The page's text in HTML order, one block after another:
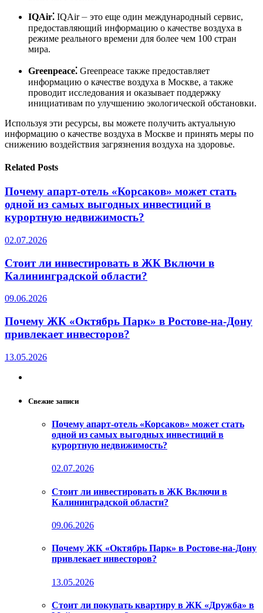
IQAir⁚ IQAir ⏤ это еще один международный сервис,
предоставляющий информацию о качестве воздуха в
режиме реального времени для более чем 100 стран
мира.
Greenpeace⁚ Greenpeace также предоставляет
информацию о качестве воздуха в Москве, а также
проводит исследования и оказывает поддержку
инициативам по улучшению экологической обстановки.
Используя эти ресурсы, вы можете получить актуальную
информацию о качестве воздуха в Москве и принять меры по
снижению воздействия загрязнения воздуха на здоровье.
Related Posts
Почему апарт-отель «Корсаков» может стать
одной из самых выгодных инвестиций в
курортную недвижимость?
02.07.2026
Стоит ли инвестировать в ЖК Включи в
Калининградской области?
09.06.2026
Почему ЖК «Октябрь Парк» в Ростове-на-Дону
привлекает инвесторов?
13.05.2026
Свежие записи
Почему апарт-отель «Корсаков» может стать
одной из самых выгодных инвестиций в
курортную недвижимость?
02.07.2026
Стоит ли инвестировать в ЖК Включи в
Калининградской области?
09.06.2026
Почему ЖК «Октябрь Парк» в Ростове-на-Дону
привлекает инвесторов?
13.05.2026
Стоит ли покупать квартиру в ЖК «Дружба» в